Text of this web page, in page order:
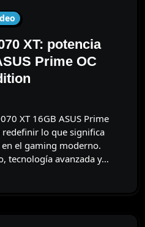
XT: potencia
Prime OC
redefinir lo que significa
el gaming moderno.
tecnología avanzada y…